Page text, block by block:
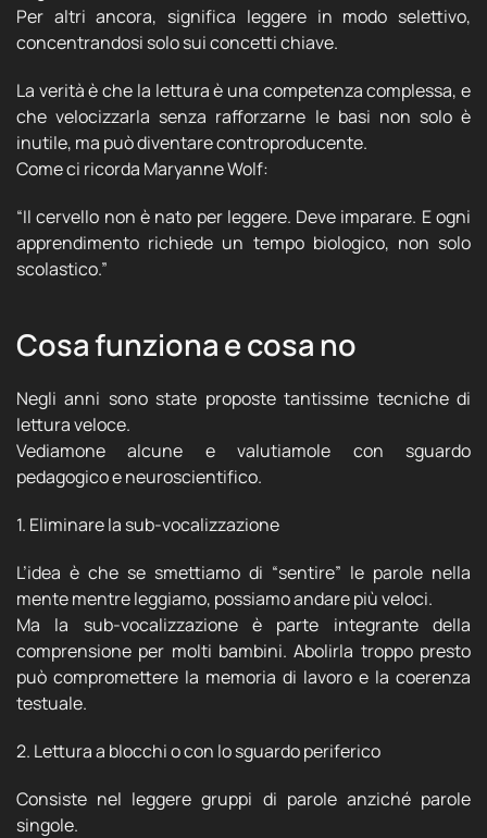
Per altri ancora, significa leggere in modo selettivo,
concentrandosi solo sui concetti chiave.
La verità è che la lettura è una competenza complessa, e
che velocizzarla senza rafforzarne le basi non solo è
inutile, ma può diventare controproducente.
Come ci ricorda Maryanne Wolf:
“Il cervello non è nato per leggere. Deve imparare. E ogni
apprendimento richiede un tempo biologico, non solo
scolastico.”
Cosa funziona e cosa no
Negli anni sono state proposte tantissime tecniche di
lettura veloce.
Vediamone alcune e valutiamole con sguardo
pedagogico e neuroscientifico.
1. Eliminare la sub-vocalizzazione
L’idea è che se smettiamo di “sentire” le parole nella
mente mentre leggiamo, possiamo andare più veloci.
Ma la sub-vocalizzazione è parte integrante della
comprensione per molti bambini. Abolirla troppo presto
può compromettere la memoria di lavoro e la coerenza
testuale.
2. Lettura a blocchi o con lo sguardo periferico
Consiste nel leggere gruppi di parole anziché parole
singole.